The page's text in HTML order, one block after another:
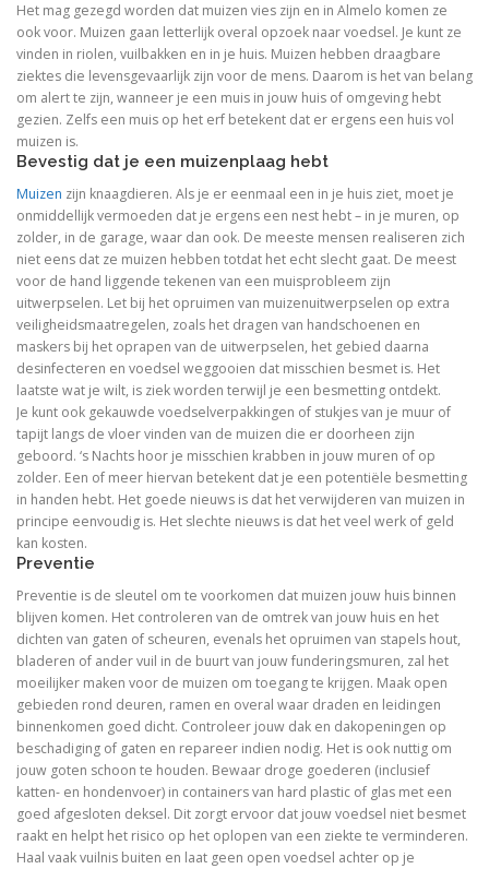
Het mag gezegd worden dat muizen vies zijn en in Almelo komen ze
ook voor. Muizen gaan letterlijk overal opzoek naar voedsel. Je kunt ze
vinden in riolen, vuilbakken en in je huis. Muizen hebben draagbare
ziektes die levensgevaarlijk zijn voor de mens. Daarom is het van belang
om alert te zijn, wanneer je een muis in jouw huis of omgeving hebt
gezien. Zelfs een muis op het erf betekent dat er ergens een huis vol
muizen is.
Bevestig dat je een muizenplaag hebt
Muizen zijn knaagdieren. Als je er eenmaal een in je huis ziet, moet je
onmiddellijk vermoeden dat je ergens een nest hebt – in je muren, op
zolder, in de garage, waar dan ook. De meeste mensen realiseren zich
niet eens dat ze muizen hebben totdat het echt slecht gaat. De meest
voor de hand liggende tekenen van een muisprobleem zijn
uitwerpselen. Let bij het opruimen van muizenuitwerpselen op extra
veiligheidsmaatregelen, zoals het dragen van handschoenen en
maskers bij het oprapen van de uitwerpselen, het gebied daarna
desinfecteren en voedsel weggooien dat misschien besmet is. Het
laatste wat je wilt, is ziek worden terwijl je een besmetting ontdekt.
Je kunt ook gekauwde voedselverpakkingen of stukjes van je muur of
tapijt langs de vloer vinden van de muizen die er doorheen zijn
geboord. ‘s Nachts hoor je misschien krabben in jouw muren of op
zolder. Een of meer hiervan betekent dat je een potentiële besmetting
in handen hebt. Het goede nieuws is dat het verwijderen van muizen in
principe eenvoudig is. Het slechte nieuws is dat het veel werk of geld
kan kosten.
Preventie
Preventie is de sleutel om te voorkomen dat muizen jouw huis binnen
blijven komen. Het controleren van de omtrek van jouw huis en het
dichten van gaten of scheuren, evenals het opruimen van stapels hout,
bladeren of ander vuil in de buurt van jouw funderingsmuren, zal het
moeilijker maken voor de muizen om toegang te krijgen. Maak open
gebieden rond deuren, ramen en overal waar draden en leidingen
binnenkomen goed dicht. Controleer jouw dak en dakopeningen op
beschadiging of gaten en repareer indien nodig. Het is ook nuttig om
jouw goten schoon te houden. Bewaar droge goederen (inclusief
katten- en hondenvoer) in containers van hard plastic of glas met een
goed afgesloten deksel. Dit zorgt ervoor dat jouw voedsel niet besmet
raakt en helpt het risico op het oplopen van een ziekte te verminderen.
Haal vaak vuilnis buiten en laat geen open voedsel achter op je